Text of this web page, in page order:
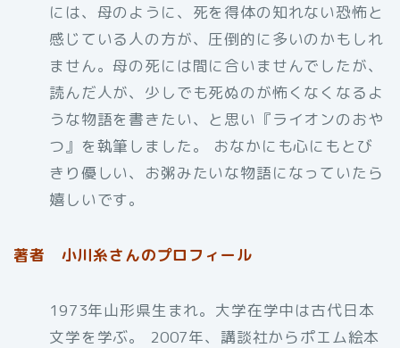
には、母のように、死を得体の知れない恐怖と
感じている人の方が、圧倒的に多いのかもしれ
ません。母の死には間に合いませんでしたが、
読んだ人が、少しでも死ぬのが怖くなくなるよ
うな物語を書きたい、と思い『ライオンのおや
つ』を執筆しました。 おなかにも心にもとび
きり優しい、お粥みたいな物語になっていたら
嬉しいです。
著者 小川糸さんのプロフィール
1973年山形県生まれ。大学在学中は古代日本
文学を学ぶ。 2007年、講談社からポエム絵本